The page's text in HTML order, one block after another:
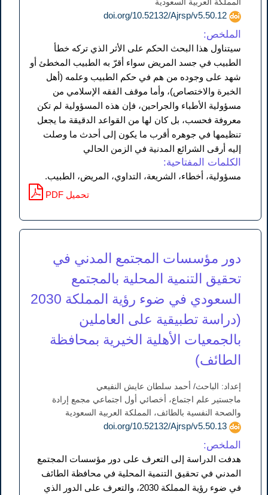
المملكة العربية السعودية
doi.org/10.52132/Ajrsp/v5.50.12
الملخص:
سيتناول هذا البحث الحكم على الأثر الذي تركه خطأ
الطبيب في جسد المريض سواء أقرّ به الطبيب المخطئ أو
شهد على وجوده من هم في حكم الطبيب وعلمه (أهل
الخبرة والاختصاص)، وأما موقف الفقه الإسلامي من
مسؤولية الأطباء والجراحين، فإن هذه المسؤولية لم تكن
معروفة فحسب، بل كان لها من القواعد الدقيقة ما يجعل
تنظيمها في جوهره أقرب ما يكون إلى أحدث ما وصلت
إليه أرقى الشرائع المدنية في الزمن الحالي
الكلمات المفتاحية:
مسؤولية، أخطاء، الشريعة، التداوي، المريض، الطبيب.
PDF تحميل
دور مؤسسات المجتمع المدني في
تحقيق التنمية المحلية بالمجتمع
السعودي في ضوء رؤية المملكة 2030
(دراسة تطبيقية على العاملين
بالجمعيات الأهلية الخيرية بمحافظة
الطائف)
إعداد: الباحث/ أحمد سلطان عايش النفيعي
ماجستير علم اجتماع، أخصائي أول اجتماعي مجمع إرادة
والصحة النفسية بالطائف، المملكة العربية السعودية
doi.org/10.52132/Ajrsp/v5.50.13
الملخص:
هدفت الدراسة إلى التعرف على دور مؤسسات المجتمع
المدني في تحقيق التنمية المحلية في محافظة الطائف
في ضوء رؤية المملكة 2030، والتعرف على الدور الذي